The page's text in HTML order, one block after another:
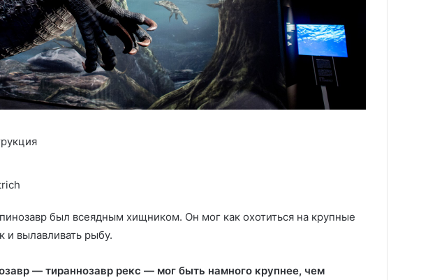
был всеядным хищником. Он мог как охотиться на крупные
и вылавливать рыбу.
— тираннозавр рекс — мог быть намного крупнее, чем